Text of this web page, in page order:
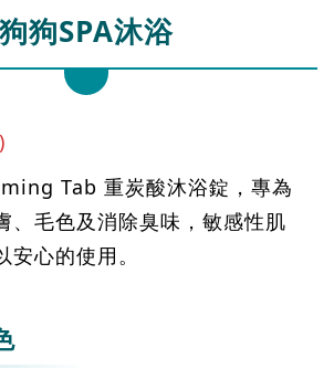
狗狗SPA沐浴
Tab 重炭酸沐浴錠，專為
、毛色及消除臭味，敏感性肌
心的使用。